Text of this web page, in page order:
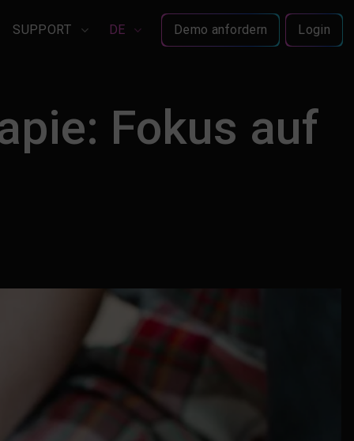
SUPPORT DE Demo anfordern Login
Fokus auf